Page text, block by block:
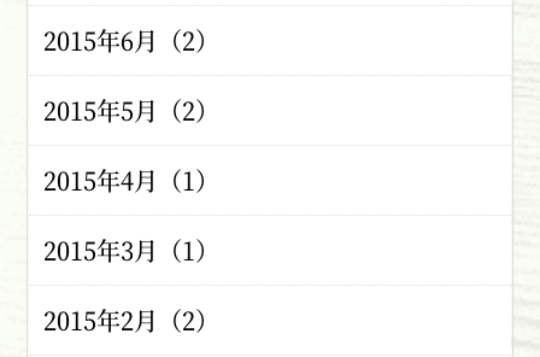
2015年6月（2）
2015年5月（2）
2015年4月（1）
2015年3月（1）
2015年2月（2）